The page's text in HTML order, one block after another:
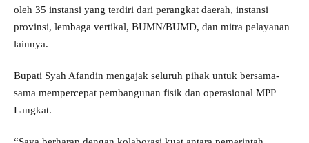
oleh 35 instansi yang terdiri dari perangkat daerah, instansi
provinsi, lembaga vertikal, BUMN/BUMD, dan mitra pelayanan
lainnya.
Bupati Syah Afandin mengajak seluruh pihak untuk bersama-
sama mempercepat pembangunan fisik dan operasional MPP
Langkat.